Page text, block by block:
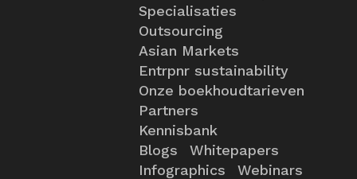
Specialisaties
Outsourcing
Asian Markets
Entrpnr sustainability
Onze boekhoudtarieven
Partners
Kennisbank
Blogs
Whitepapers
Infographics
Webinars